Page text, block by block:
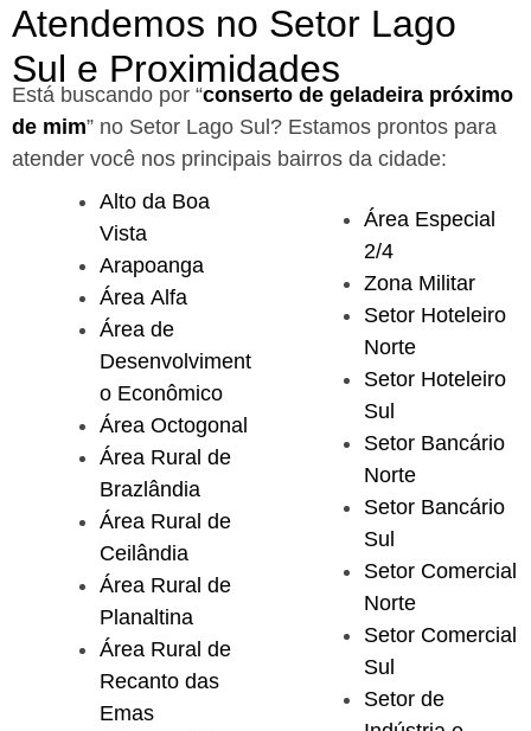
Atendemos no Setor Lago
Sul e Proximidades
Está buscando por “conserto de geladeira próximo
de mim” no Setor Lago Sul? Estamos prontos para
atender você nos principais bairros da cidade:
Alto da Boa
Vista
Arapoanga
Área Alfa
Área de
Desenvolviment
o Econômico
Área Octogonal
Área Rural de
Brazlândia
Área Rural de
Ceilândia
Área Rural de
Planaltina
Área Rural de
Recanto das
Emas
Área Especial
2/4
Zona Militar
Setor Hoteleiro
Norte
Setor Hoteleiro
Sul
Setor Bancário
Norte
Setor Bancário
Sul
Setor Comercial
Norte
Setor Comercial
Sul
Setor de